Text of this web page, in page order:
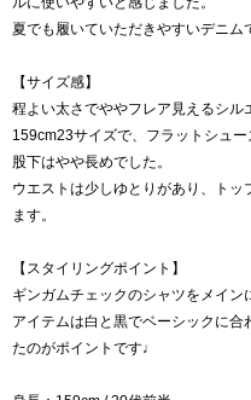
夏でも履いていただきやすいデニム
【サイズ感】
程よい太さでややフレア見えるシル
159cm23サイズで、フラットシュー
股下はやや長めでした。
ウエストは少しゆとりがあり、ト
ます。
【スタイリングポイント】
ギンガムチェックのシャツをメイ
アイテムは白と黒でベーシックに
たのがポイントです♩